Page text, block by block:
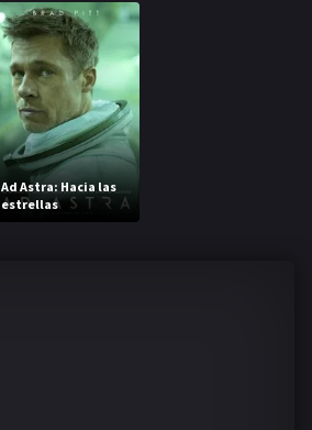
Ad Astra: Hacia las
estrellas